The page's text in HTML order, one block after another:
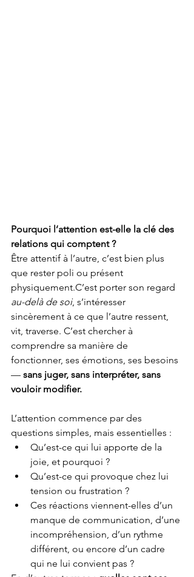
Pourquoi l’attention est-elle la clé des
relations qui comptent ?
Être attentif à l’autre, c’est bien plus
que rester poli ou présent
physiquement.C’est porter son regard
au-delà de soi, s’intéresser
sincèrement à ce que l’autre ressent,
vit, traverse. C’est chercher à
comprendre sa manière de
fonctionner, ses émotions, ses besoins
— sans juger, sans interpréter, sans
vouloir modifier.
L’attention commence par des
questions simples, mais essentielles :
Qu’est-ce qui lui apporte de la
joie, et pourquoi ?
Qu’est-ce qui provoque chez lui
tension ou frustration ?
Ces réactions viennent-elles d’un
manque de communication, d’une
incompréhension, d’un rythme
différent, ou encore d’un cadre
qui ne lui convient pas ?